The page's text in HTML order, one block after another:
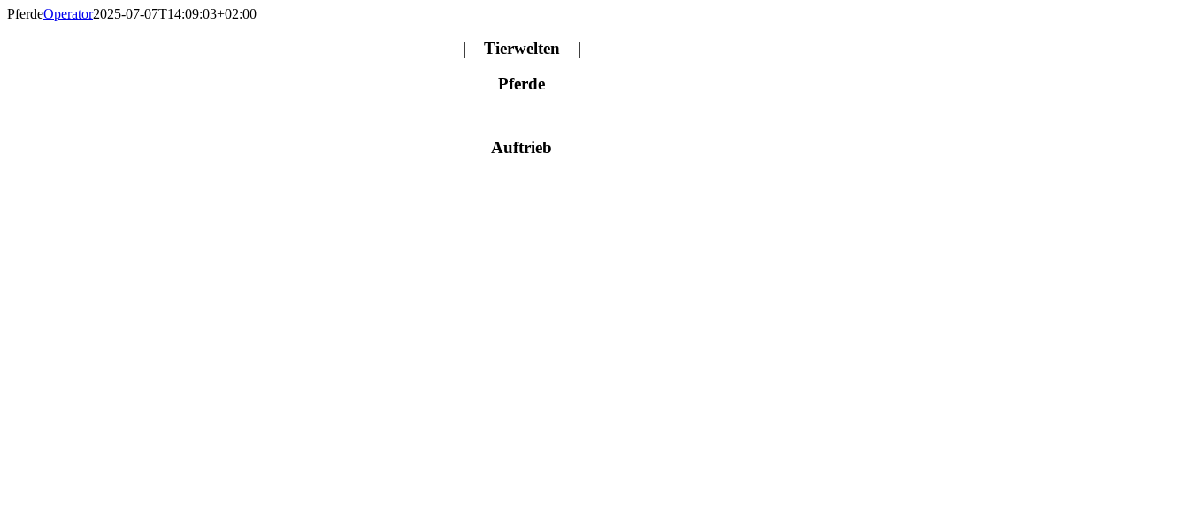
PferdeOperator2025-07-07T14:09:03+02:00
| Tierwelten |
Pferde
Auftrieb